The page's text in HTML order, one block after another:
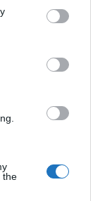
You may click to
party tags to
in below Google
the